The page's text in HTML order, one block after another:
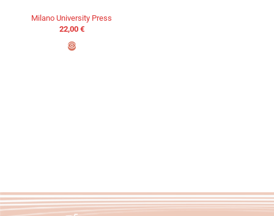
Milano University Press
22,00 €